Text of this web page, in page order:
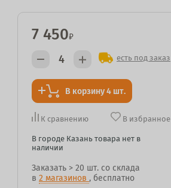
7 450₽
есть под заказ
В корзину 4 шт.
К сравнению В избранное
В городе Казань товара нет в
наличии
Заказать > 20 шт. со склада
в 2 магазинов , бесплатно